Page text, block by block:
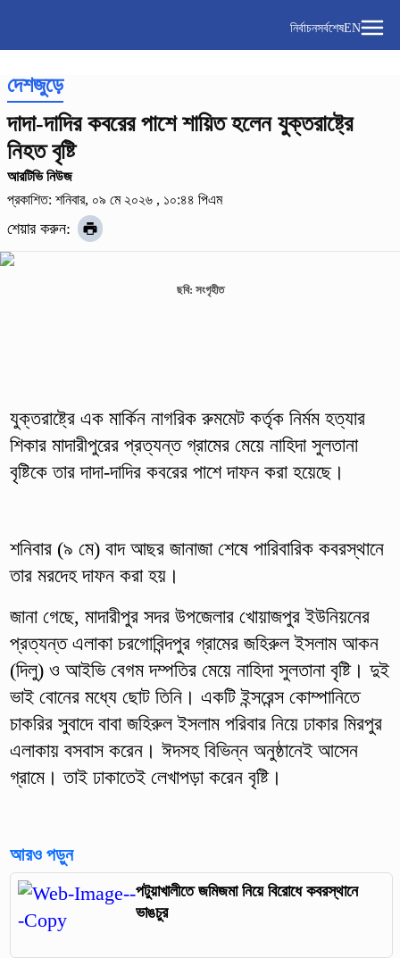
নির্বাচনসর্বশেষEN
দেশজুড়ে
দাদা-দাদির কবরের পাশে শায়িত হলেন যুক্তরাষ্ট্রে
নিহত বৃষ্টি
আরটিভি নিউজ
প্রকাশিত: শনিবার, ০৯ মে ২০২৬ , ১০:৪৪ পিএম
শেয়ার করুন:
ছবি: সংগৃহীত
যুক্তরাষ্ট্রে এক মার্কিন নাগরিক রুমমেট কর্তৃক নির্মম হত্যার
শিকার মাদারীপুরের প্রত্যন্ত গ্রামের মেয়ে নাহিদা সুলতানা
বৃষ্টিকে তার দাদা-দাদির কবরের পাশে দাফন করা হয়েছে।
শনিবার (৯ মে) বাদ আছর জানাজা শেষে পারিবারিক কবরস্থানে
তার মরদেহ দাফন করা হয়।
জানা গেছে, মাদারীপুর সদর উপজেলার খোয়াজপুর ইউনিয়নের
প্রত্যন্ত এলাকা চরগোবিন্দপুর গ্রামের জহিরুল ইসলাম আকন
(দিলু) ও আইভি বেগম দম্পতির মেয়ে নাহিদা সুলতানা বৃষ্টি। দুই
ভাই বোনের মধ্যে ছোট তিনি। একটি ইন্সরেন্স কোম্পানিতে
চাকরির সুবাদে বাবা জহিরুল ইসলাম পরিবার নিয়ে ঢাকার মিরপুর
এলাকায় বসবাস করেন। ঈদসহ বিভিন্ন অনুষ্ঠানেই আসেন
গ্রামে। তাই ঢাকাতেই লেখাপড়া করেন বৃষ্টি।
আরও পড়ুন
পটুয়াখালীতে জমিজমা নিয়ে বিরোধে কবরস্থানে
ভাঙচুর